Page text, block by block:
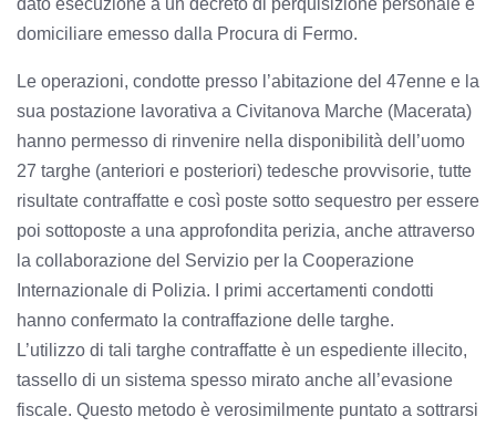
dato esecuzione a un decreto di perquisizione personale e
domiciliare emesso dalla Procura di Fermo.
Le operazioni, condotte presso l’abitazione del 47enne e la
sua postazione lavorativa a Civitanova Marche (Macerata)
hanno permesso di rinvenire nella disponibilità dell’uomo
27 targhe (anteriori e posteriori) tedesche provvisorie, tutte
risultate contraffatte e così poste sotto sequestro per essere
poi sottoposte a una approfondita perizia, anche attraverso
la collaborazione del Servizio per la Cooperazione
Internazionale di Polizia. I primi accertamenti condotti
hanno confermato la contraffazione delle targhe.
L’utilizzo di tali targhe contraffatte è un espediente illecito,
tassello di un sistema spesso mirato anche all’evasione
fiscale. Questo metodo è verosimilmente puntato a sottrarsi